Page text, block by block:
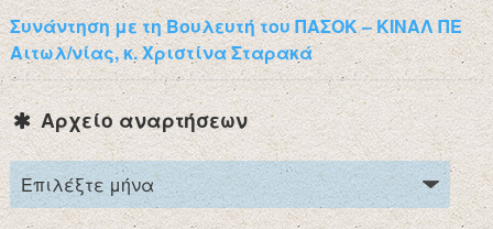
Συνάντηση με τη Βουλευτή του ΠΑΣΟΚ – ΚΙΝΑΛ ΠΕ
Αιτωλ/νίας, κ. Χριστίνα Σταρακά
Αρχείο αναρτήσεων